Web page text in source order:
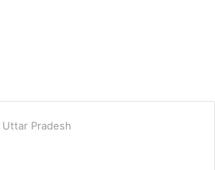
Uttar Pradesh